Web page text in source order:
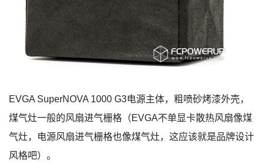
EVGA SuperNOVA 1000 G3电源主体，粗喷砂烤漆外壳，
煤气灶一般的风扇进气栅格（EVGA不单显卡散热风扇像煤
气灶，电源风扇进气栅格也像煤气灶，这应该就是品牌设计
风格吧）。